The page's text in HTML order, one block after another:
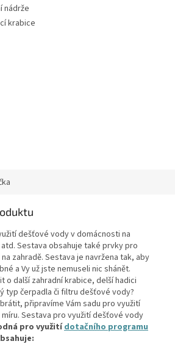
nádrže
krabice
dešťové vody v domácnosti na
Sestava obsahuje také prvky pro
zahradě. Sestava je navržena tak, aby
a Vy už jste nemuseli nic shánět.
o další zahradní krabice, delší hadici
typ čerpadla či filtru dešťové vody?
připravíme Vám sadu pro využití
Sestava pro využití dešťové vody
pro využitídotačního programu